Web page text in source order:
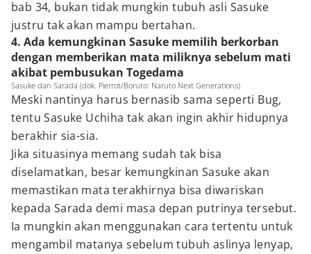
bab 34, bukan tidak mungkin tubuh asli Sasuke
justru tak akan mampu bertahan.
4. Ada kemungkinan Sasuke memilih berkorban
dengan memberikan mata miliknya sebelum mati
akibat pembusukan Togedama
Sasuke dan Sarada (dok. Pierrot/Boruto: Naruto Next Generations)
Meski nantinya harus bernasib sama seperti Bug,
tentu Sasuke Uchiha tak akan ingin akhir hidupnya
berakhir sia-sia.
Jika situasinya memang sudah tak bisa
diselamatkan, besar kemungkinan Sasuke akan
memastikan mata terakhirnya bisa diwariskan
kepada Sarada demi masa depan putrinya tersebut.
Ia mungkin akan menggunakan cara tertentu untuk
mengambil matanya sebelum tubuh aslinya lenyap,